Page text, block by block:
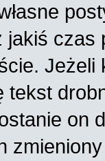
jakiś
Jeżeli
tekst
on